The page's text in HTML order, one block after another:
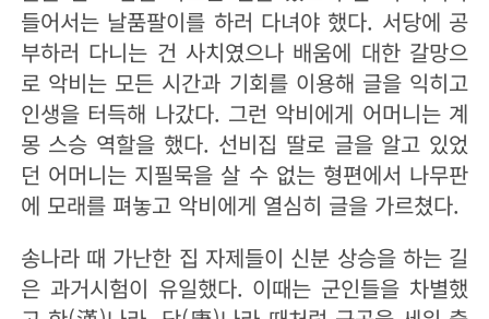
들어서는 날품팔이를 하러 다녀야 했다. 서당에 공
부하러 다니는 건 사치였으나 배움에 대한 갈망으
로 악비는 모든 시간과 기회를 이용해 글을 익히고
인생을 터득해 나갔다. 그런 악비에게 어머니는 계
몽 스승 역할을 했다. 선비집 딸로 글을 알고 있었
던 어머니는 지필묵을 살 수 없는 형편에서 나무판
에 모래를 펴놓고 악비에게 열심히 글을 가르쳤다.
송나라 때 가난한 집 자제들이 신분 상승을 하는 길
은 과거시험이 유일했다. 이때는 군인들을 차별했